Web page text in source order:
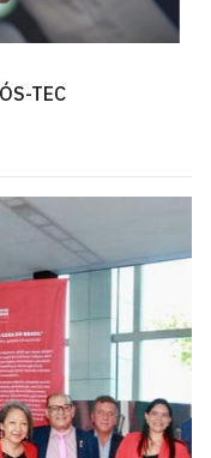
TEC